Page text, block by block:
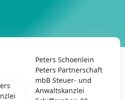
Peters Schoenlein
Peters Partnerschaft
mbB Steuer- und
Anwaltskanzlei